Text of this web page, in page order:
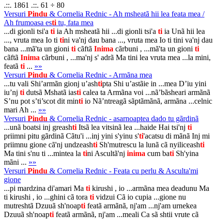
.::. 1861 .::. 61 ÷ 80
Versuri Pindu & Cornelia Rednic - Ah msheatã hii lea feata mea /
Ah frumoasa esti tu, fata mea
...di gionli tsi'a ti ia Ah msheatã hii ...di gionli tsi'a ti ia Unã hii lea
..., vruta mea Io ti tini va'nj dau bana ..., vruta mea Io ti tini va'nj dau
bana ...mã'ta un gioni ti cãftã Inima cãrbuni , ...mã'ta un gioni ti
cãftã Inima cãrbuni , ...ma'nj s' adrã Ma tini lea vruta mea ...la mini,
featã ti ... »»
Versuri Pindu & Cornelia Rednic - Armãna mea
...tu vali Shi’armãn gionj u’ashtipta Shi u’astãie in ...mea D’iu yini
iu’nj ti dutsã Mshatã iasti calea ta Armãna voi ...nã’bãsheari armãnã
S’nu pot s’ti’scot dit minti io Nã’ntreagã sãptãmãnã, armãna ...celnic
mari Ah ... »»
Versuri Pindu & Cornelia Rednic - asarnoaptea dado tu gãrdinã
...unã boatsi inj greashti Itsã lea vitsinã lea ...haide Hai tsi'nj ti
priimni pitu gãrdinã Cãtu'i ...inj yini s'yinu s'ti'acatsu di mãnã Inj mi
priimnu gione cã'nj undzeashti Sh'mutrescu la lunã cã nyiliceashti
Ma tini s'nu ti ...mintea la tini Ascultã'nj inima cum bati Sh'yina
mãni ... »»
Versuri Pindu & Cornelia Rednic - Feata cu perlu & Asculta'mi
gione
...pi mardzina di'amari Ma ti kirushi , io ...armãna mea deadunu Ma
ti kirushi , io ...ghini cã tora ti vidzui Cã io cupia ...gione nu
mutreshtã Dzuuã sh'noapti featã armãnã, nj'am ...nj'am urnekea
Dzuuã sh'noapti featã armãnã, nj'am ...meali Ca sã shtii vrute cã